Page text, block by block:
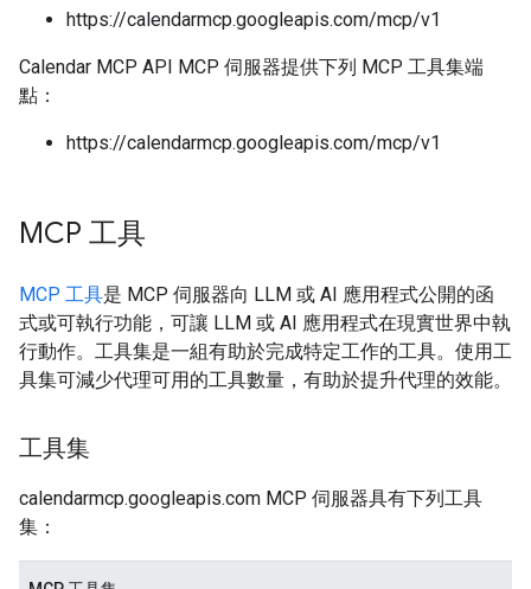
https://calendarmcp.googleapis.com/mcp/v1
Calendar MCP API MCP 伺服器提供下列 MCP 工具集端
點：
https://calendarmcp.googleapis.com/mcp/v1
MCP 工具
MCP 工具是 MCP 伺服器向 LLM 或 AI 應用程式公開的函
式或可執行功能，可讓 LLM 或 AI 應用程式在現實世界中執
行動作。工具集是一組有助於完成特定工作的工具。使用工
具集可減少代理可用的工具數量，有助於提升代理的效能。
工具集
calendarmcp.googleapis.com MCP 伺服器具有下列工具
集：